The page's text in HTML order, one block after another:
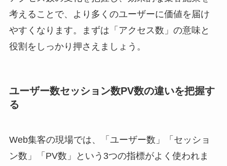
考えることで、より多くのユーザーに価値を届け
やすくなります。まずは「アクセス数」の意味と
役割をしっかり押さえましょう。
ユーザー数セッション数PV数の違いを把握す
る
Web集客の現場では、「ユーザー数」「セッショ
ン数」「PV数」という3つの指標がよく使われま